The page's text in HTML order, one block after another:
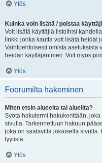
Ylös
Kuinka voin lisätä / poistaa
Voit lisätä käyttäjiä listoihisi
linkki jonka kautta voit lisätä heidät
Vaihtoehtoisesti omista asetuksista
heidän käyttäjänimen. Voit myös
Ylös
Foorumilta hakeminen
Miten etsin alueelta tai alueilta?
Syötä hakutermi hakukenttään,
sivulla. Tarkennettuun hakuun
joka on saatavilla jokaisella sivulla.
tyylistä.
Ylös